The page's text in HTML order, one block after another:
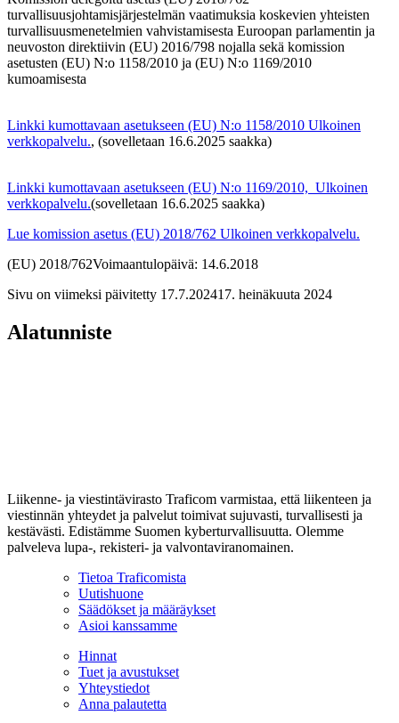
turvallisuusjohtamisjärjestelmän vaatimuksia koskevien yhteisten
turvallisuusmenetelmien vahvistamisesta Euroopan parlamentin ja
neuvoston direktiivin (EU) 2016/798 nojalla sekä komission
asetusten (EU) N:o 1158/2010 ja (EU) N:o 1169/2010
kumoamisesta
Linkki kumottavaan asetukseen (EU) N:o 1158/2010 Ulkoinen
verkkopalvelu., (sovelletaan 16.6.2025 saakka)
Linkki kumottavaan asetukseen (EU) N:o 1169/2010, Ulkoinen
verkkopalvelu.(sovelletaan 16.6.2025 saakka)
Lue komission asetus (EU) 2018/762 Ulkoinen verkkopalvelu.
(EU) 2018/762Voimaantulopäivä: 14.6.2018
Sivu on viimeksi päivitetty 17.7.202417. heinäkuuta 2024
Alatunniste
Liikenne- ja viestintävirasto Traficom varmistaa, että liikenteen ja
viestinnän yhteydet ja palvelut toimivat sujuvasti, turvallisesti ja
kestävästi. Edistämme Suomen kyberturvallisuutta. Olemme
palveleva lupa-, rekisteri- ja valvontaviranomainen.
Tietoa Traficomista
Uutishuone
Säädökset ja määräykset
Asioi kanssamme
Hinnat
Tuet ja avustukset
Yhteystiedot
Anna palautetta